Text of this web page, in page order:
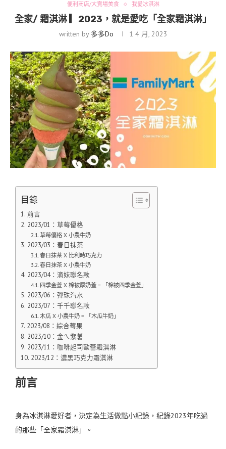
便利商店/大賣場美食 我愛冰淇淋
全家/ 霜淇淋 ▎2023，就是愛吃「全家霜淇淋」
written by 多多Do 1 4 月, 2023
目錄
前言
2023/01：草莓優格
草莓優格 X 小農牛奶
2023/03：春日抹茶
春日抹茶 X 比利時巧克力
春日抹茶 X 小農牛奶
2023/04：滴妹聯名款
四季金萱 X 棉被厚奶蓋 = 「棉被四季金萱」
2023/06：彈珠汽水
2023/07：千千聯名款
木瓜 X 小農牛奶 = 「木瓜牛奶」
2023/08：綜合莓果
2023/10：金ㄟ紫薯
2023/11：咖啡起司歐蕾霜淇淋
2023/12：濃黑巧克力霜淇淋
前言
身為冰淇淋愛好者，決定為生活做點小紀錄，紀錄2023年吃過
的那些「全家霜淇淋」。